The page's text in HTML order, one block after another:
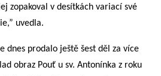
zopakoval v desítkách variací své
uvedla.
dnes prodalo ještě šest děl za více
obraz Pouť u sv. Antonínka z roku